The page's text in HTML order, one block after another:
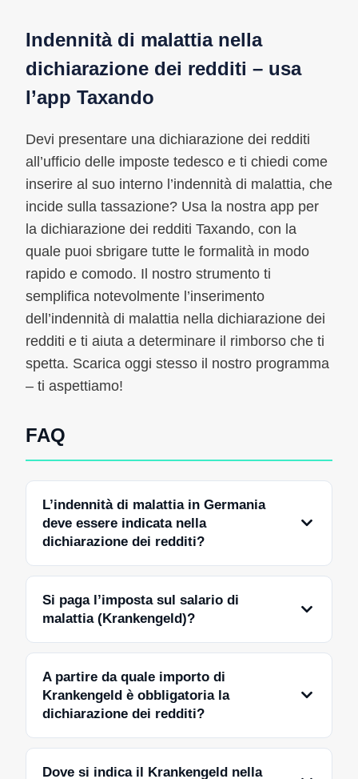
Indennità di malattia nella
dichiarazione dei redditi – usa
l’app Taxando
Devi presentare una dichiarazione dei redditi
all’ufficio delle imposte tedesco e ti chiedi come
inserire al suo interno l’indennità di malattia, che
incide sulla tassazione? Usa la nostra app per
la dichiarazione dei redditi Taxando, con la
quale puoi sbrigare tutte le formalità in modo
rapido e comodo. Il nostro strumento ti
semplifica notevolmente l’inserimento
dell’indennità di malattia nella dichiarazione dei
redditi e ti aiuta a determinare il rimborso che ti
spetta. Scarica oggi stesso il nostro programma
– ti aspettiamo!
FAQ
L’indennità di malattia in Germania
deve essere indicata nella
dichiarazione dei redditi?
Si paga l’imposta sul salario di
malattia (Krankengeld)?
A partire da quale importo di
Krankengeld è obbligatoria la
dichiarazione dei redditi?
Dove si indica il Krankengeld nella